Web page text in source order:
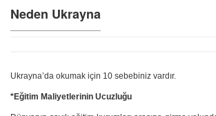
Neden Ukrayna
Ukrayna’da okumak için 10 sebebiniz vardır.
*Eğitim Maliyetlerinin Ucuzluğu